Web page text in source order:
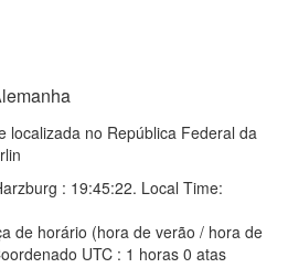
localizada no República Federal da
: 19:45:22. Local Time:
de horário (hora de verão / hora de
UTC : 1 horas 0 atas